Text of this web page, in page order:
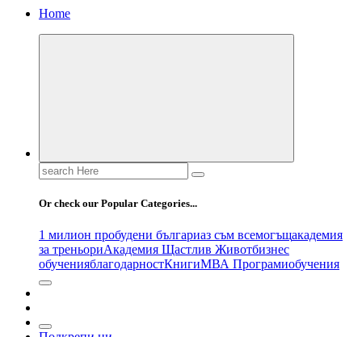
Home
Search
for:
Or check our Popular Categories...
1 милион пробудени българиаз съм всемогъщакадемия
за треньориАкадемия Щастлив Животбизнес
обученияблагодарностКнигиМВА Програмиобучения